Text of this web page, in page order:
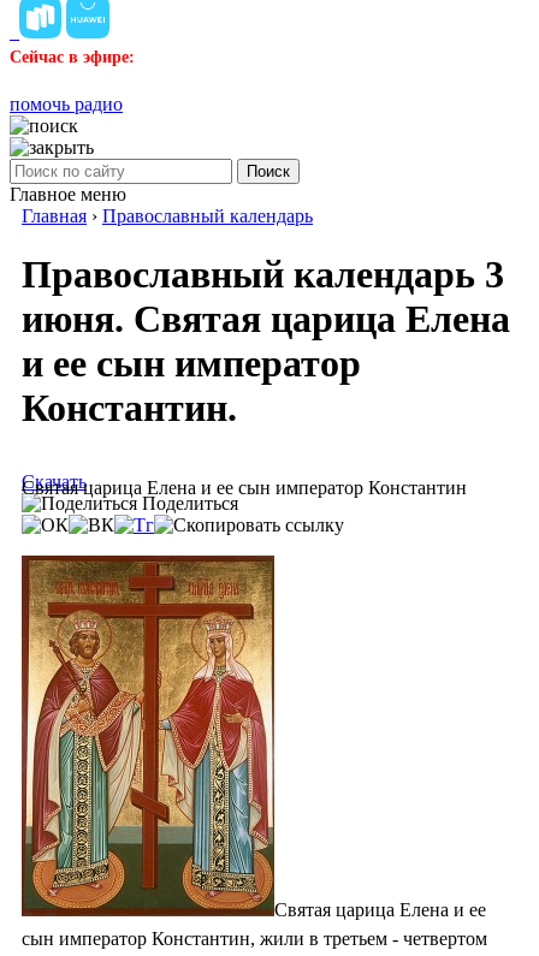
Сейчас в эфире:
помочь радио
Поиск
Главное меню
Главная › Православный календарь
Православный календарь 3
июня. Святая царица Елена
и ее сын император
Константин.
Святая царица Елена и ее сын император Константин
Скачать
Поделиться
Святая царица Елена и ее
сын император Константин, жили в третьем - четвертом